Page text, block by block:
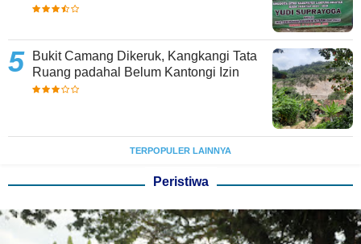
Bukit Camang Dikeruk, Kangkangi Tata
Ruang padahal Belum Kantongi Izin
TERPOPULER LAINNYA
Peristiwa